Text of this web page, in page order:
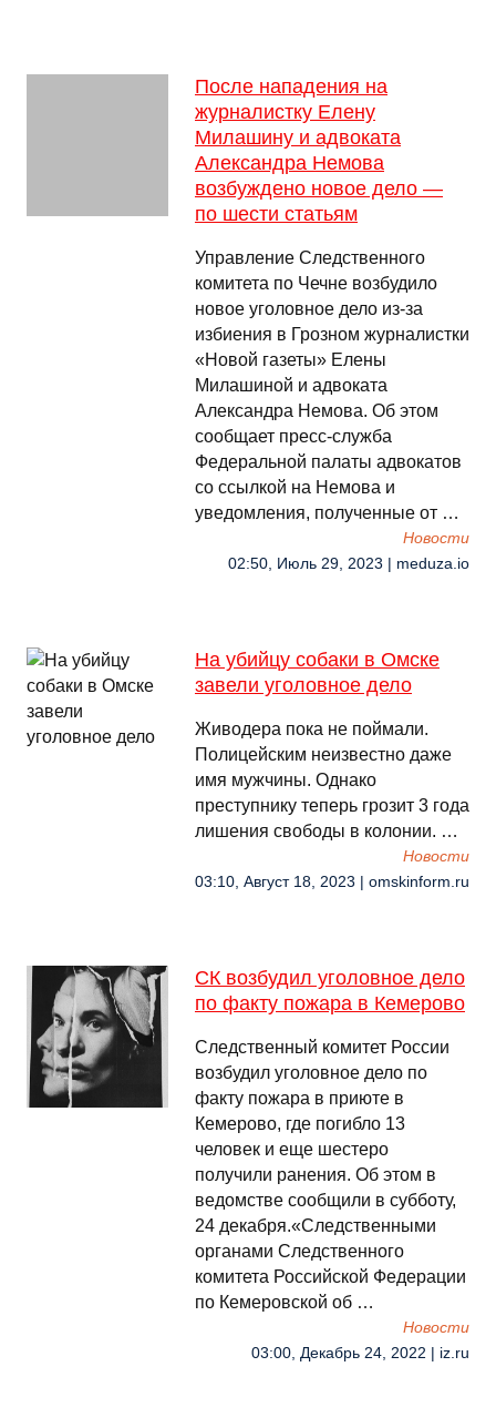
После нападения на
журналистку Елену
Милашину и адвоката
Александра Немова
возбуждено новое дело —
по шести статьям
Управление Следственного
комитета по Чечне возбудило
новое уголовное дело из-за
избиения в Грозном журналистки
«Новой газеты» Елены
Милашиной и адвоката
Александра Немова. Об этом
сообщает пресс-служба
Федеральной палаты адвокатов
со ссылкой на Немова и
уведомления, полученные от …
Новости
02:50, Июль 29, 2023 | meduza.io
На убийцу собаки в Омске
завели уголовное дело
Живодера пока не поймали.
Полицейским неизвестно даже
имя мужчины. Однако
преступнику теперь грозит 3 года
лишения свободы в колонии. …
Новости
03:10, Август 18, 2023 | omskinform.ru
СК возбудил уголовное дело
по факту пожара в Кемерово
Следственный комитет России
возбудил уголовное дело по
факту пожара в приюте в
Кемерово, где погибло 13
человек и еще шестеро
получили ранения. Об этом в
ведомстве сообщили в субботу,
24 декабря.«Следственными
органами Следственного
комитета Российской Федерации
по Кемеровской об …
Новости
03:00, Декабрь 24, 2022 | iz.ru